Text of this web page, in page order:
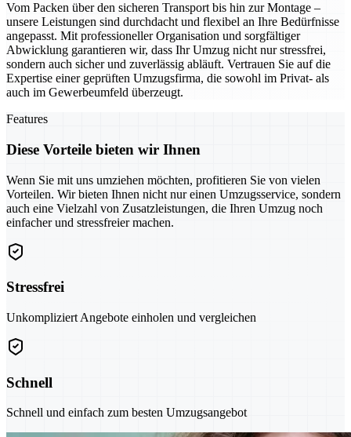
Vom Packen über den sicheren Transport bis hin zur Montage –
unsere Leistungen sind durchdacht und flexibel an Ihre Bedürfnisse
angepasst. Mit professioneller Organisation und sorgfältiger
Abwicklung garantieren wir, dass Ihr Umzug nicht nur stressfrei,
sondern auch sicher und zuverlässig abläuft. Vertrauen Sie auf die
Expertise einer geprüften Umzugsfirma, die sowohl im Privat- als
auch im Gewerbeumfeld überzeugt.
Features
Diese Vorteile bieten wir Ihnen
Wenn Sie mit uns umziehen möchten, profitieren Sie von vielen
Vorteilen. Wir bieten Ihnen nicht nur einen Umzugsservice, sondern
auch eine Vielzahl von Zusatzleistungen, die Ihren Umzug noch
einfacher und stressfreier machen.
Stressfrei
Unkompliziert Angebote einholen und vergleichen
Schnell
Schnell und einfach zum besten Umzugsangebot